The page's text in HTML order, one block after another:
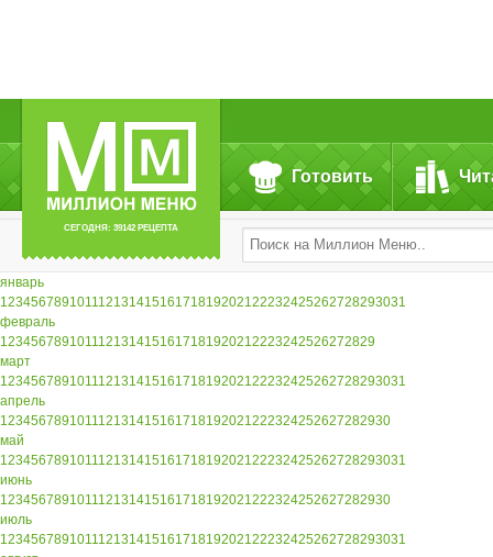
СЕГОДНЯ: 39142 РЕЦЕПТА
Готовить
январь
12345678910111213141516171819202122232425262728293031
февраль
1234567891011121314151617181920212223242526272829
март
12345678910111213141516171819202122232425262728293031
апрель
123456789101112131415161718192021222324252627282930
май
12345678910111213141516171819202122232425262728293031
июнь
123456789101112131415161718192021222324252627282930
июль
12345678910111213141516171819202122232425262728293031